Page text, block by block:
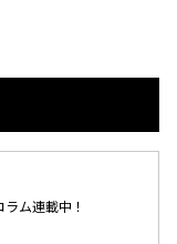
ム連載中！